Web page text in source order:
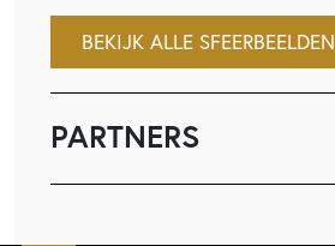
BEKIJK ALLE SFEERBEELDEN
PARTNERS